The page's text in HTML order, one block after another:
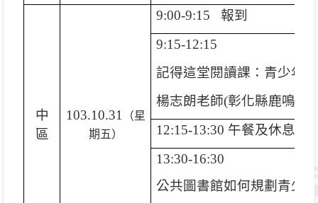
中
區
103.10.31
（星
期五）
9:00-9:15報到
9:15-12:15
記得這堂閱讀課：青少年
楊志朗老師(彰化縣鹿鳴國
12:15-13:30 午餐及休息
13:30-16:30
公共圖書館如何規劃青少